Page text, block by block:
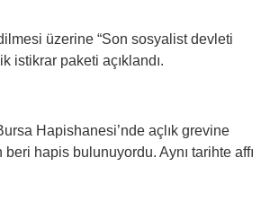
üzerine “Son sosyalist devleti
istikrar paketi açıklandı.
Hapishanesi’nde açlık grevine
beri hapis bulunuyordu. Aynı tarihte affı